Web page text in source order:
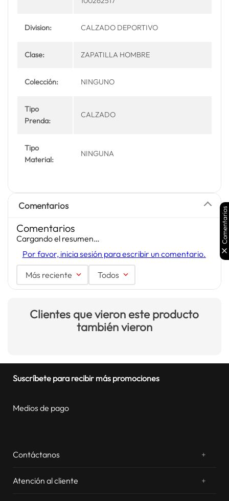
Division: CALZADO DEPORTIVO
Clase: ZAPATILLA HOMBRE
Colección: NINGUNO
Tipo
Prenda:
CALZADO
Tipo
Material:
NINGUNA
Comentarios
Comentarios
Cargando el resumen…
Por favor, inicia sesión para escribir un comentario.
Más reciente Todos
Clientes que vieron este producto
también vieron
Suscríbete para recibir más promociones
Medios de pago
Contáctanos +
Atención al cliente
+
Comentarios